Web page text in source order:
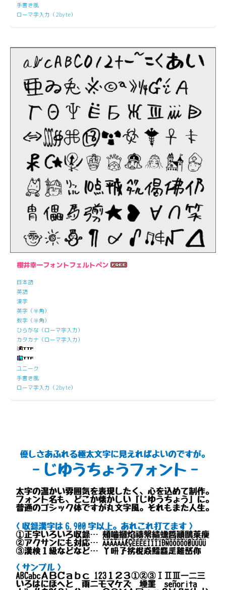
手書き風
ローマ字入力（2byte）
櫻井幸一フォントフェルトペン
日本語
英語
漢字
英字（半角）
数字（半角）
ひらがな（ローマ字入力）
カタカナ（ローマ字入力）
ユニーク
手書き風
ローマ字入力（2byte）